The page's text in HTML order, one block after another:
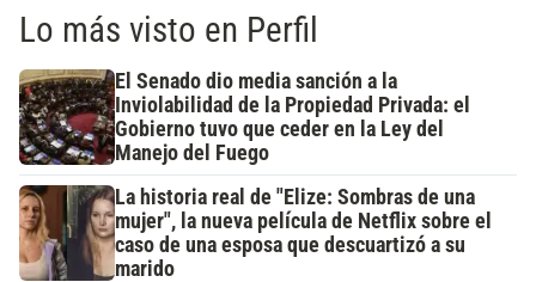
Lo más visto en Perfil
El Senado dio media sanción a la
Inviolabilidad de la Propiedad Privada: el
Gobierno tuvo que ceder en la Ley del
Manejo del Fuego
La historia real de "Elize: Sombras de una
mujer", la nueva película de Netflix sobre el
caso de una esposa que descuartizó a su
marido